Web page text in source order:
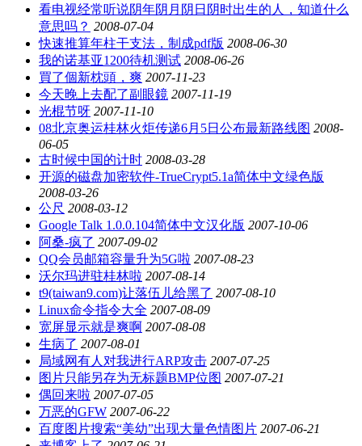
看电视经常听说阴年阴月阴日阴时出生的人，知道什么
意思吗？ 2008-07-04
快速推算年柱干支法，制成pdf版 2008-06-30
我的诺基亚1200待机测试 2008-06-26
買了個新枕頭，爽 2007-11-23
今天晚上去配了副眼鏡 2007-11-19
光棍节呀 2007-11-10
08北京奥运桂林火炬传递6月5日公布最新路线图 2008-
06-05
古时候中国的计时 2008-03-28
开源的磁盘加密软件-TrueCrypt5.1a简体中文绿色版
2008-03-26
公尺 2008-03-12
Google Talk 1.0.0.104简体中文汉化版 2007-10-06
阿桑-疯了 2007-09-02
QQ会员邮箱容量升为5G啦 2007-08-23
沃尔玛进驻桂林啦 2007-08-14
t9(taiwan9.com)让落伍儿给黑了 2007-08-10
Linux命令指令大全 2007-08-09
宽屏显示就是爽啊 2007-08-08
生病了 2007-08-01
局域网有人对我进行ARP攻击 2007-07-25
图片只能另存为无标题BMP位图 2007-07-21
偶回来啦 2007-07-05
万恶的GFW 2007-06-22
百度图片搜索“美幼”出现大量色情图片 2007-06-21